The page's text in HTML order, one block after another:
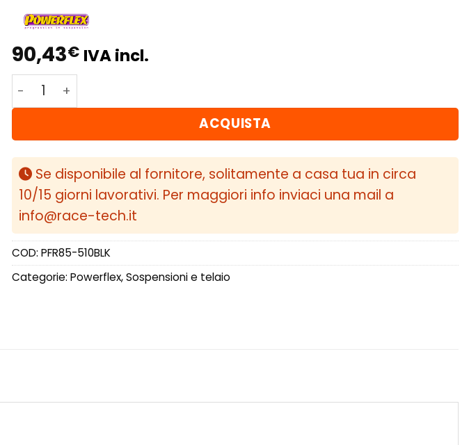
90,43€ IVA incl.
Powerflex Volkswagen Vento A5 (2005 - 2010) Supporto molla
ACQUISTA
Se disponibile al fornitore, solitamente a casa tua in circa
10/15 giorni lavorativi. Per maggiori info inviaci una mail a
info@race-tech.it
COD: PFR85-510BLK
Categorie: Powerflex,Sospensioni e telaio